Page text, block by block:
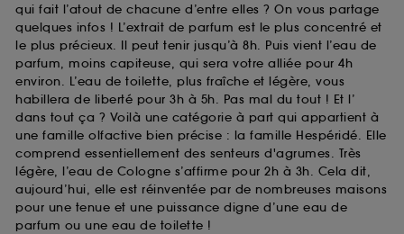
qui fait l’atout de chacune d’entre elles ? On vous partage
quelques infos ! L’extrait de parfum est le plus concentré et
le plus précieux. Il peut tenir jusqu’à 8h. Puis vient l’eau de
parfum, moins capiteuse, qui sera votre alliée pour 4h
environ. L’eau de toilette, plus fraîche et légère, vous
habillera de liberté pour 3h à 5h. Pas mal du tout ! Et l’
dans tout ça ? Voilà une catégorie à part qui appartient à
une famille olfactive bien précise : la famille Hespéridé. Elle
comprend essentiellement des senteurs d'agrumes. Très
légère, l’eau de Cologne s’affirme pour 2h à 3h. Cela dit,
aujourd’hui, elle est réinventée par de nombreuses maisons
pour une tenue et une puissance digne d’une eau de
parfum ou une eau de toilette !